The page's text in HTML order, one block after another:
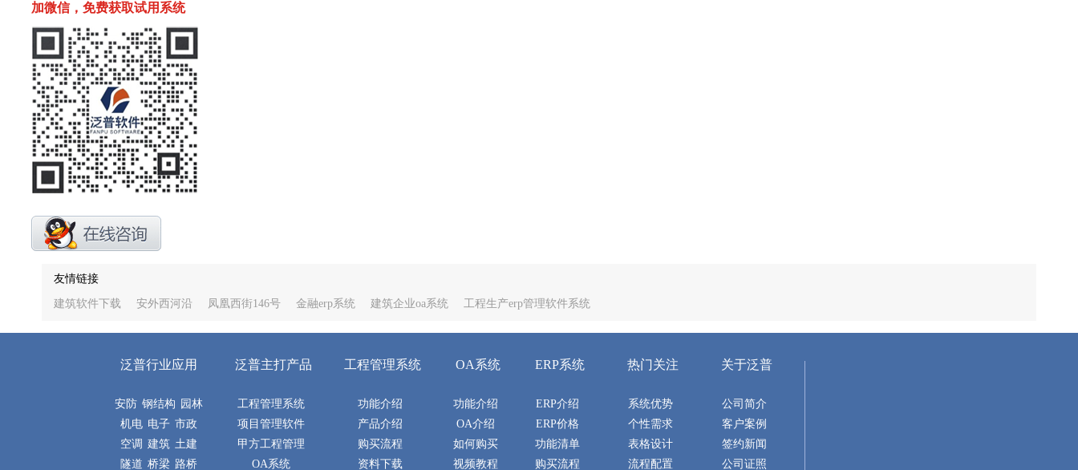
加微信，免费获取试用系统
友情链接
建筑软件下载 安外西河沿 凤凰西街146号 金融erp系统 建筑企业oa系统 工程生产erp管理软件系统
泛普行业应用
安防 钢结构 园林
机电 电子 市政
空调 建筑 土建
隧道 桥梁 路桥
泛普主打产品
工程管理系统
项目管理软件
甲方工程管理
OA系统
工程管理系统
功能介绍
产品介绍
购买流程
资料下载
OA系统
功能介绍
OA介绍
如何购买
视频教程
ERP系统
ERP介绍
ERP价格
功能清单
购买流程
热门关注
系统优势
个性需求
表格设计
流程配置
关于泛普
公司简介
客户案例
签约新闻
公司证照